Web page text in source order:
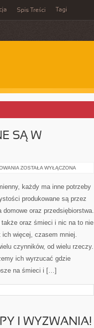
Spis Treści Tagi
SĄ W
KOSZE
UMIESZCZANE
SĄ
RÓŻNYCH
ZOSTAŁA WYŁĄCZONA
każdy ma inne potrzeby
produkowane są przez
oraz przedsiębiorstwa.
oraz śmieci i nic na to nie
więcej, czasem mniej.
czynników, od wielu rzeczy.
ich wyrzucać gdzie
na śmieci i […]
I WYZWANIA!